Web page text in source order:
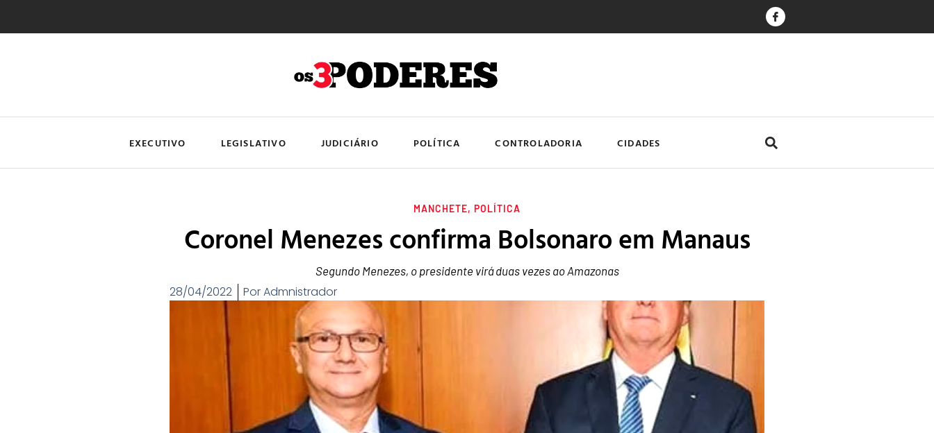
EXECUTIVO LEGISLATIVO JUDICIÁRIO POLÍTICA CONTROLADORIA CIDADES
MANCHETE, POLÍTICA
Coronel Menezes confirma Bolsonaro em Manaus
Segundo Menezes, o presidente virá duas vezes ao Amazonas
28/04/2022 PorAdmnistrador